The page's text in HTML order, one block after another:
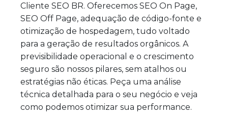
Cliente SEO BR. Oferecemos SEO On Page,
SEO Off Page, adequação de código-fonte e
otimização de hospedagem, tudo voltado
para a geração de resultados orgânicos. A
previsibilidade operacional e o crescimento
seguro são nossos pilares, sem atalhos ou
estratégias não éticas. Peça uma análise
técnica detalhada para o seu negócio e veja
como podemos otimizar sua performance.